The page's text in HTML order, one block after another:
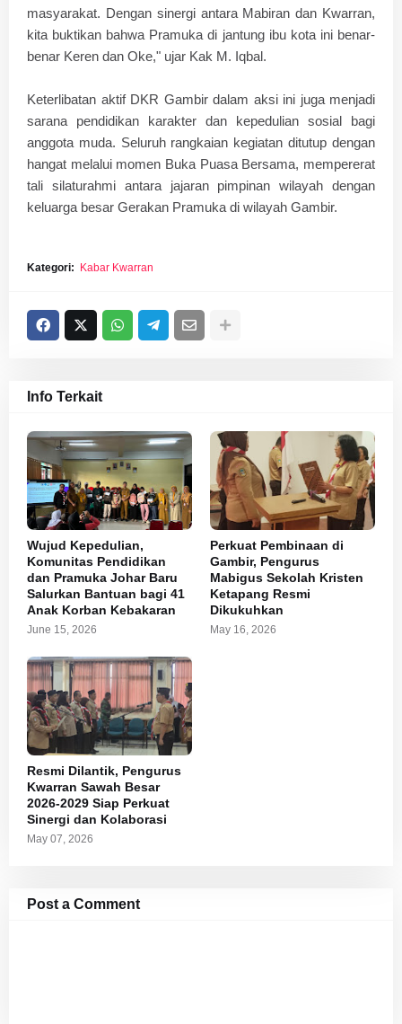
masyarakat. Dengan sinergi antara Mabiran dan Kwarran,
kita buktikan bahwa Pramuka di jantung ibu kota ini benar-
benar Keren dan Oke," ujar Kak M. Iqbal.
​Keterlibatan aktif DKR Gambir dalam aksi ini juga menjadi
sarana pendidikan karakter dan kepedulian sosial bagi
anggota muda. Seluruh rangkaian kegiatan ditutup dengan
hangat melalui momen Buka Puasa Bersama, mempererat
tali silaturahmi antara jajaran pimpinan wilayah dengan
keluarga besar Gerakan Pramuka di wilayah Gambir.
Kategori: Kabar Kwarran
Info Terkait
Wujud Kepedulian,
Komunitas Pendidikan
dan Pramuka Johar Baru
Salurkan Bantuan bagi 41
Anak Korban Kebakaran
June 15, 2026
Perkuat Pembinaan di
Gambir, Pengurus
Mabigus Sekolah Kristen
Ketapang Resmi
Dikukuhkan
May 16, 2026
Resmi Dilantik, Pengurus
Kwarran Sawah Besar
2026-2029 Siap Perkuat
Sinergi dan Kolaborasi
May 07, 2026
Post a Comment